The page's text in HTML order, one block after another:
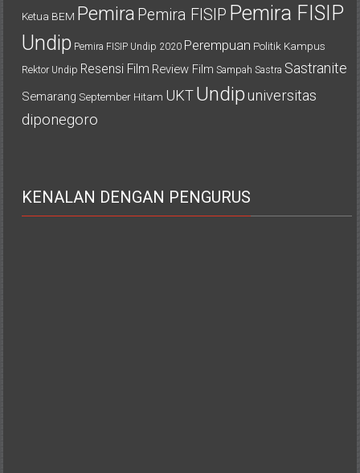
Ketua BEM Pemira Pemira FISIP Pemira FISIP
Undip Pemira FISIP Undip 2020 Perempuan Politik Kampus
Rektor Undip Resensi Film Review Film Sampah Sastra Sastranite
Semarang September Hitam UKTUndip universitas
diponegoro
KENALAN DENGAN PENGURUS